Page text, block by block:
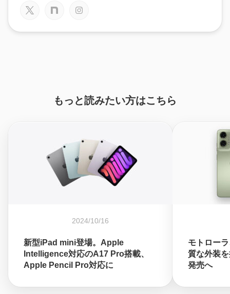
もっと読みたい方はこちら
2024/10/16
新型iPad mini登場。Apple
Intelligence対応のA17 Pro搭載、
Apple Pencil Pro対応に
モトロー
質な外装
発売へ